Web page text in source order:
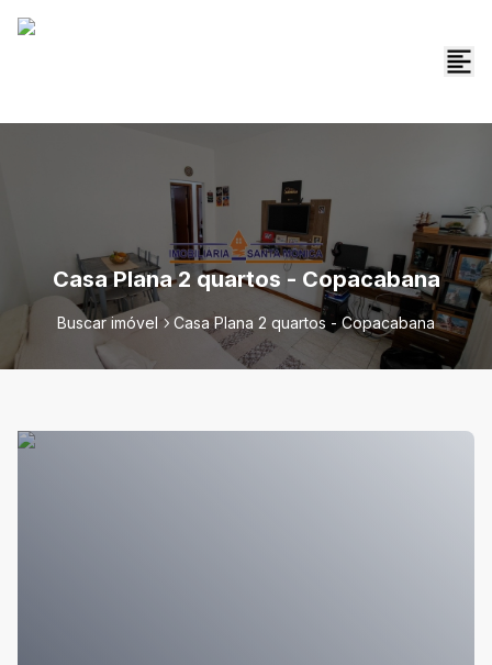
Casa Plana 2 quartos - Copacabana
Buscar imóvel Casa Plana 2 quartos - Copacabana